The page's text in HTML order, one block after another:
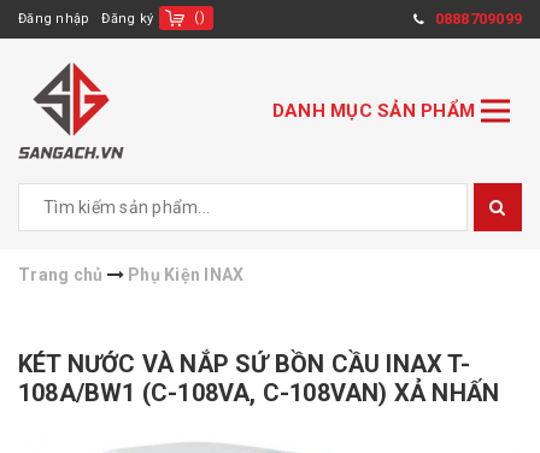
Đăng nhập Đăng ký () 0888709099
DANH MỤC SẢN PHẨM
Trang chủ Phụ Kiện INAX
KÉT NƯỚC VÀ NẮP SỨ BỒN CẦU INAX T-
108A/BW1 (C-108VA, C-108VAN) XẢ NHẤN